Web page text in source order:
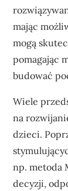
mając
mogą
pomagając
budować
Wiele
na
dzieci.
np. metoda
decyzji,